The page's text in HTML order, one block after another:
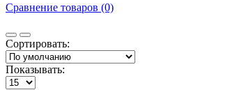
Сравнение товаров (0)
Сортировать:
Показывать: